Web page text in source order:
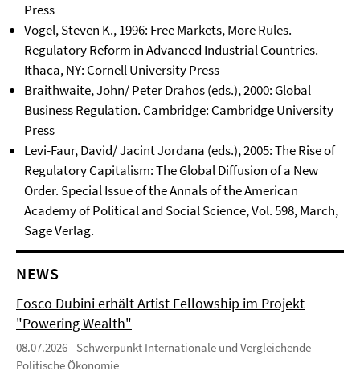
Press
Vogel, Steven K., 1996: Free Markets, More Rules.
Regulatory Reform in Advanced Industrial Countries.
Ithaca, NY: Cornell University Press
Braithwaite, John/ Peter Drahos (eds.), 2000: Global
Business Regulation. Cambridge: Cambridge University
Press
Levi-Faur, David/ Jacint Jordana (eds.), 2005: The Rise of
Regulatory Capitalism: The Global Diffusion of a New
Order. Special Issue of the Annals of the American
Academy of Political and Social Science, Vol. 598, March,
Sage Verlag.
NEWS
Fosco Dubini erhält Artist Fellowship im Projekt
"Powering Wealth"
08.07.2026
Schwerpunkt Internationale und Vergleichende
Politische Ökonomie